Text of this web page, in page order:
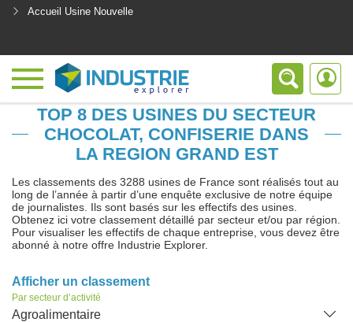
Accueil Usine Nouvelle
TOP 8 DES USINES DU SECTEUR
CHOCOLAT, CONFISERIE DANS
LA REGION GRAND EST
Les classements des 3288 usines de France sont réalisés tout au
long de l’année à partir d’une enquête exclusive de notre équipe
de journalistes. Ils sont basés sur les effectifs des usines.
Obtenez ici votre classement détaillé par secteur et/ou par région.
Pour visualiser les effectifs de chaque entreprise, vous devez être
abonné à notre offre Industrie Explorer.
Afficher un classement
Par secteur d’activité
Agroalimentaire